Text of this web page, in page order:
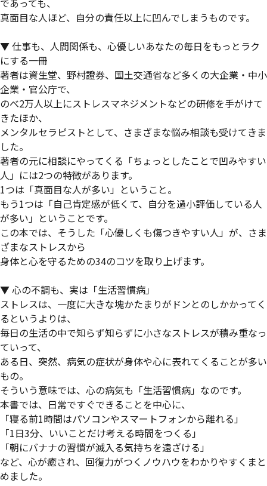
であっても、
真面目な人ほど、自分の責任以上に凹んでしまうものです。
▼ 仕事も、人間関係も、心優しいあなたの毎日をもっとラク
にする一冊
著者は資生堂、野村證券、国土交通省など多くの大企業・中小
企業・官公庁で、
のべ2万人以上にストレスマネジメントなどの研修を手がけて
きたほか、
メンタルセラピストとして、さまざまな悩み相談も受けてきま
した。
著者の元に相談にやってくる「ちょっとしたことで凹みやすい
人」には2つの特徴があります。
1つは「真面目な人が多い」ということ。
もう1つは「自己肯定感が低くて、自分を過小評価している人
が多い」ということです。
この本では、そうした「心優しくも傷つきやすい人」が、さま
ざまなストレスから
身体と心を守るための34のコツを取り上げます。
▼ 心の不調も、実は「生活習慣病」
ストレスは、一度に大きな塊かたまりがドンとのしかかってく
るというよりは、
毎日の生活の中で知らず知らずに小さなストレスが積み重なっ
ていって、
ある日、突然、病気の症状が身体や心に表れてくることが多い
もの。
そういう意味では、心の病気も「生活習慣病」なのです。
本書では、日常ですぐできることを中心に、
「寝る前1時間はパソコンやスマートフォンから離れる」
「1日3分、いいことだけ考える時間をつくる」
「朝にバナナの習慣が滅入る気持ちを遠ざける」
など、心が癒され、回復力がつくノウハウをわかりやすくまと
めました。